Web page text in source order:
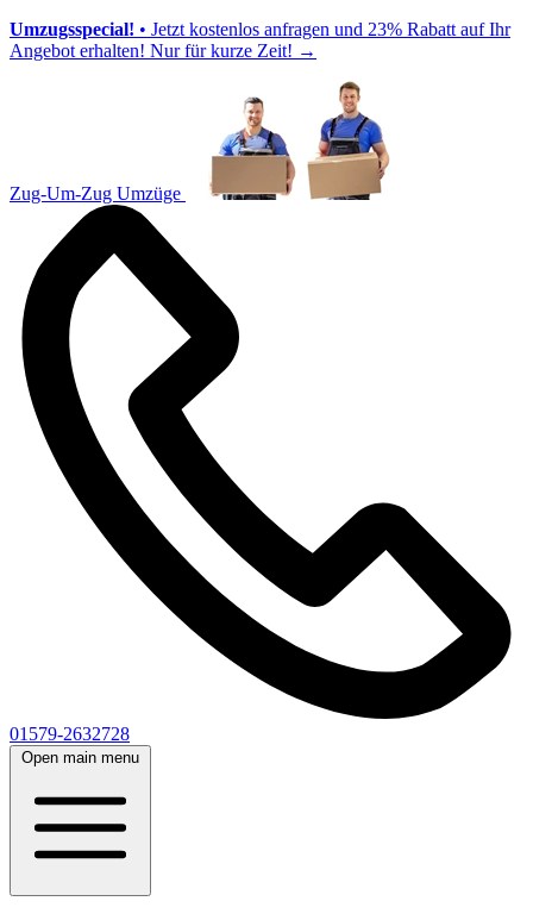
Umzugsspecial! • Jetzt kostenlos anfragen und 23% Rabatt auf Ihr
Angebot erhalten! Nur für kurze Zeit! →
Zug-Um-Zug Umzüge
01579-2632728
Open main menu